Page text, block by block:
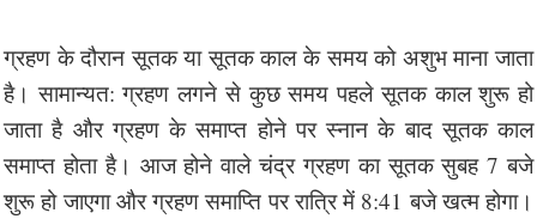
ग्रहण के दौरान सूतक या सूतक काल के समय को अशुभ माना जाता
है। सामान्यत: ग्रहण लगने से कुछ समय पहले सूतक काल शुरू हो
जाता है और ग्रहण के समाप्त होने पर स्नान के बाद सूतक काल
समाप्त होता है। आज होने वाले चंद्र ग्रहण का सूतक सुबह 7 बजे
शुरू हो जाएगा और ग्रहण समाप्ति पर रात्रि में 8:41 बजे खत्म होगा।